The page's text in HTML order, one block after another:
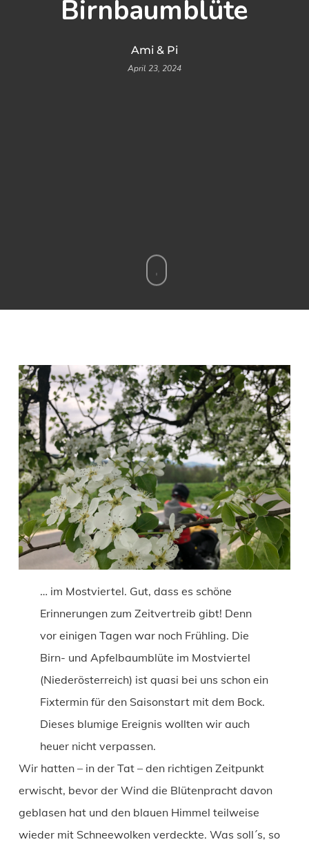
Birnbaumblüte
Ami & Pi
April 23, 2024
… im Mostviertel. Gut, dass es schöne
Erinnerungen zum Zeitvertreib gibt! Denn
vor einigen Tagen war noch Frühling. Die
Birn- und Apfelbaumblüte im Mostviertel
(Niederösterreich) ist quasi bei uns schon ein
Fixtermin für den Saisonstart mit dem Bock.
Dieses blumige Ereignis wollten wir auch
heuer nicht verpassen.
Wir hatten – in der Tat – den richtigen Zeitpunkt
erwischt, bevor der Wind die Blütenpracht davon
geblasen hat und den blauen Himmel teilweise
wieder mit Schneewolken verdeckte. Was soll´s, so